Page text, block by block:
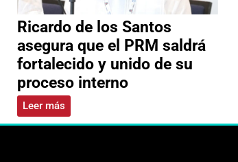
Ricardo de los Santos
asegura que el PRM saldrá
fortalecido y unido de su
proceso interno
Leer más